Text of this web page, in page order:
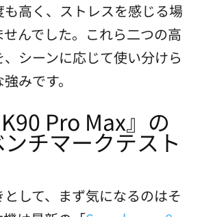
高く、ストレスを感じる場
んでした。これら二つの高
シーンに応じて使い分けら
みです。
K90 Pro Max』の
チマークテスト
して、まず気になるのはそ